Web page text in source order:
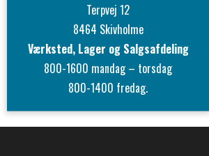
Terpvej 12
8464 Skivholme
Værksted, Lager og Salgsafdeling
800-1600 mandag – torsdag
800-1400 fredag.